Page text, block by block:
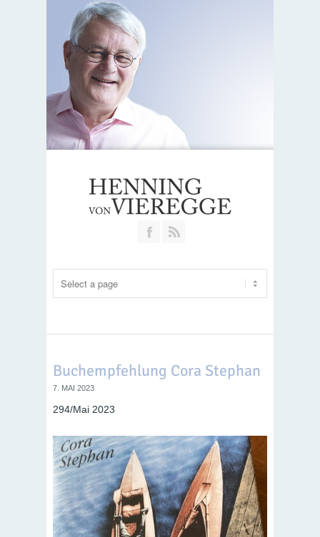
Join our Facebook Group
Buchempfehlung Cora Stephan
7. MAI 2023
294/Mai 2023